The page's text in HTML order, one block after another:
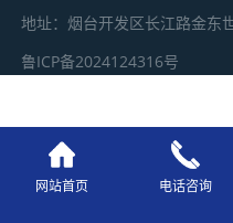
地址：烟台开发区长江路金东
鲁ICP备2024124316号
网站首页 电话咨询